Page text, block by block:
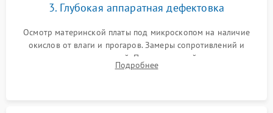
3. Глубокая аппаратная дефектовка
Осмотр материнской платы под микроскопом на наличие
окислов от влаги и прогаров. Замеры сопротивлений и
дежурных напряжений. Проверка цепей питания,
мультиконтроллера, процессора и видеочипа.
Подробнее